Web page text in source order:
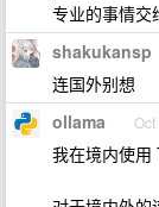
专业的事情交
shakukansp
连国外别想
ollama
我在境内使用